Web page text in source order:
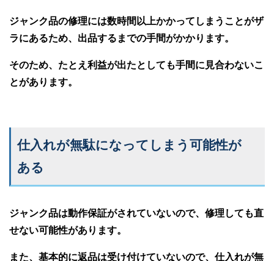
ジャンク品の修理には数時間以上かかってしまうことがザ
ラにあるため、出品するまでの手間がかかります。
そのため、たとえ利益が出たとしても手間に見合わないこ
とがあります。
仕入れが無駄になってしまう可能性が
ある
ジャンク品は動作保証がされていないので、修理しても直
せない可能性があります。
また、基本的に返品は受け付けていないので、仕入れが無